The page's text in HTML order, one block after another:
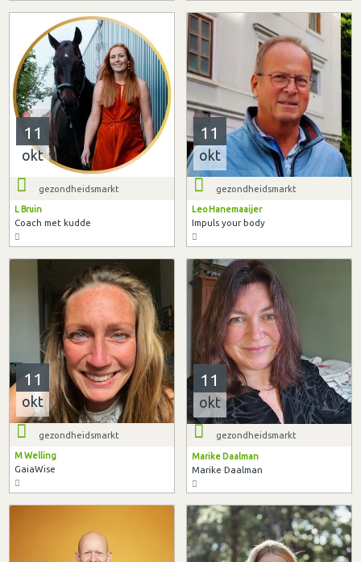
11
okt
gezondheidsmarkt
L Bruin
Coach met kudde
11
okt
gezondheidsmarkt
Leo Hanemaaijer
Impuls your body
11
okt
gezondheidsmarkt
M Welling
GaiaWise
11
okt
gezondheidsmarkt
Marike Daalman
Marike Daalman